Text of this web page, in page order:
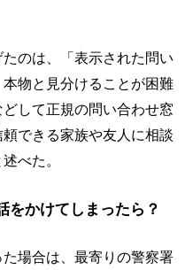
のは、「表示された問い
物と見分けることが困難
して正規の問い合わせ窓
できる家族や友人に相談
べた。
をかけてしまったら？
場合は、最寄りの警察署